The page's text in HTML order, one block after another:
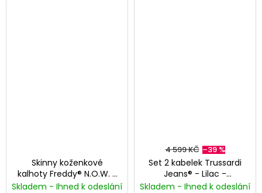
Skinny koženkové
kalhoty Freddy® N.O.W. -
Střední pas - Zlatá
Skladem - Ihned k odeslání
4 599 KČ –39 %
Set 2 kabelek Trussardi
Jeans® - Lilac -
Perleťová
Skladem - Ihned k odeslání